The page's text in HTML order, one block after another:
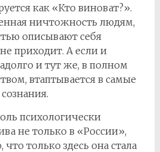
как «Кто виноват?».
ничтожность людям,
описывают себя
приходит. А если и
и тут же, в полном
втаптывается в самые
психологически
не только в «России»,
только здесь она стала